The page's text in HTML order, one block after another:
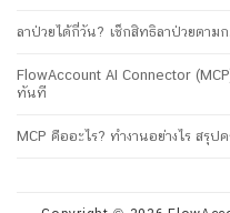
ลาป่วยได้กี่วัน? เช็กสิทธิลาป่วยตาม
FlowAccount AI Connector
ทันที
MCP คืออะไร? ทำงานอย่างไร สรุ